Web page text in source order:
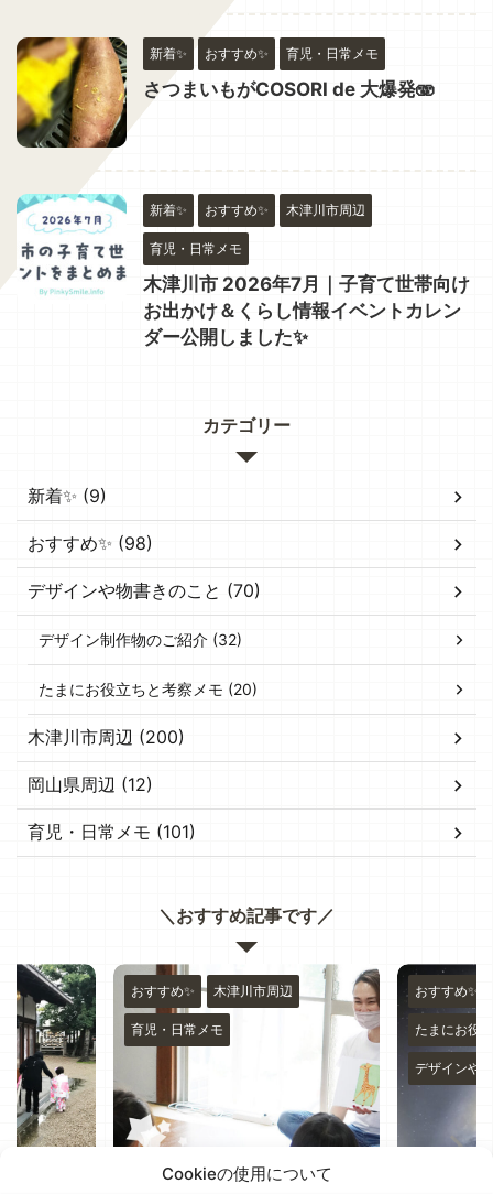
Cookieの使用について
新着✨ おすすめ✨ 育児・日常メモ
さつまいもがCOSORI de 大爆発🫨
新着✨ おすすめ✨ 木津川市周辺
育児・日常メモ
木津川市 2026年7月｜子育て世帯向け
お出かけ＆くらし情報イベントカレン
ダー公開しました✨
カテゴリー
新着✨ (9)
おすすめ✨ (98)
デザインや物書きのこと (70)
デザイン制作物のご紹介 (32)
たまにお役立ちと考察メモ (20)
木津川市周辺 (200)
岡山県周辺 (12)
育児・日常メモ (101)
＼おすすめ記事です／
おすすめ✨ 木津川市周辺
育児・日常メモ
木津川市山城 ”子ども英語
おすすめ✨
たまにお役
デザインや